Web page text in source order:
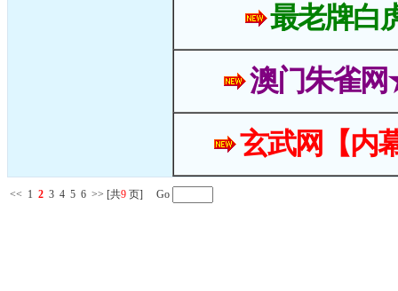
最老牌白
澳门朱雀
玄武网【内
<< 1 2 3 4 5 6 >> [共9 页] Go